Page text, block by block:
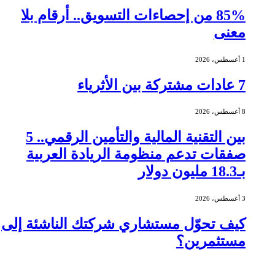
85% من إحصاءات التسويق.. أرقام بلا
معنى
1 أغسطس، 2026
7 عادات مشتركة بين الأثرياء
8 أغسطس، 2026
بين التقنية المالية والتأمين الرقمي.. 5
صفقات تدعم منظومة الريادة العربية
بـ18.3 مليون دولار
3 أغسطس، 2026
كيف تحوّل مستشاري شركتك الناشئة إلى
مستثمرين؟